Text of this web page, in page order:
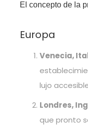
El concepto de la
Europa
Venecia,
lujo
Londres,
que pronto